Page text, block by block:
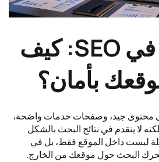
الباك لينك في SEO: كيف
بأمان؟
محتوى جيد، وصفحات خدمات واضحة،
لا يتقدم في نتائج البحث بالشكل
ليست داخل الموقع فقط، بل في
البحث حول موقعك من الخارج.